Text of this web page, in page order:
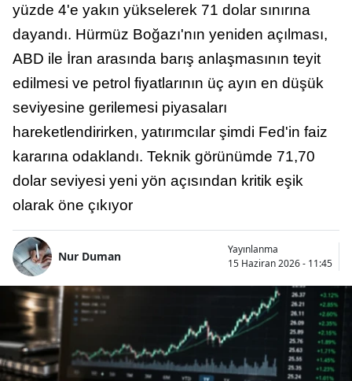
yüzde 4'e yakın yükselerek 71 dolar sınırına
dayandı. Hürmüz Boğazı'nın yeniden açılması,
ABD ile İran arasında barış anlaşmasının teyit
edilmesi ve petrol fiyatlarının üç ayın en düşük
seviyesine gerilemesi piyasaları
hareketlendirirken, yatırımcılar şimdi Fed'in faiz
kararına odaklandı. Teknik görünümde 71,70
dolar seviyesi yeni yön açısından kritik eşik
olarak öne çıkıyor
Nur Duman
Yayınlanma
15 Haziran 2026 - 11:45